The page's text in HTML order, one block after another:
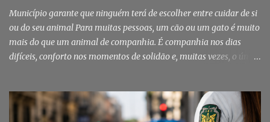
com uma cerimónia comemorativa na qual a Câmara Municipal
de Setúbal desta...
Município garante que ninguém terá de escolher entre cuidar de si
ou do seu animal Para muitas pessoas, um cão ou um gato é muito
mais do que um animal de companhia. É companhia nos dias
difíceis, conforto nos momentos de solidão e, muitas vezes, o único
garantir cuidados básicos de saúde aos animais pertencentes a
utentes do Centro de Acolhimento de Emergência Social,